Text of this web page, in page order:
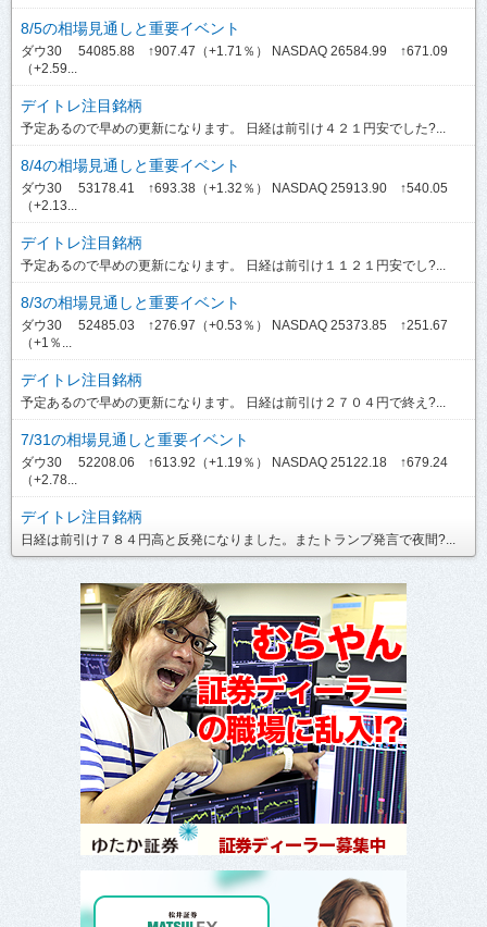
8/5の相場見通しと重要イベント
ダウ30 54085.88 ↑907.47（+1.71％） NASDAQ 26584.99 ↑671.09
（+2.59...
デイトレ注目銘柄
予定あるので早めの更新になります。 日経は前引け４２１円安でした?...
8/4の相場見通しと重要イベント
ダウ30 53178.41 ↑693.38（+1.32％） NASDAQ 25913.90 ↑540.05
（+2.13...
デイトレ注目銘柄
予定あるので早めの更新になります。 日経は前引け１１２１円安でし?...
8/3の相場見通しと重要イベント
ダウ30 52485.03 ↑276.97（+0.53％） NASDAQ 25373.85 ↑251.67
（+1％...
デイトレ注目銘柄
予定あるので早めの更新になります。 日経は前引け２７０４円で終え?...
7/31の相場見通しと重要イベント
ダウ30 52208.06 ↑613.92（+1.19％） NASDAQ 25122.18 ↑679.24
（+2.78...
デイトレ注目銘柄
日経は前引け７８４円高と反発になりました。またトランプ発言で夜間?...